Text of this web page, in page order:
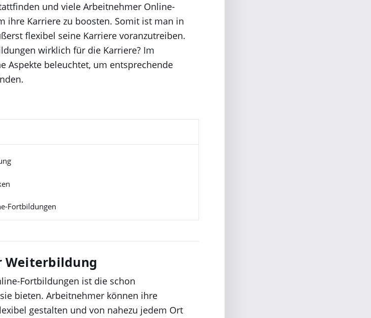
und viele Arbeitnehmer Online-
ihre Karriere zu boosten. Somit ist man in
flexibel seine Karriere voranzutreiben.
wirklich für die Karriere? Im
Aspekte beleuchtet, um entsprechende
Fortbildungen
Weiterbildung
Fortbildungen ist die schon
bieten. Arbeitnehmer können ihre
gestalten und von nahezu jedem Ort